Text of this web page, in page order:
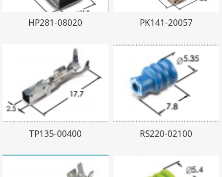
HP281-08020 PK141-20057
TP135-00400 RS220-02100